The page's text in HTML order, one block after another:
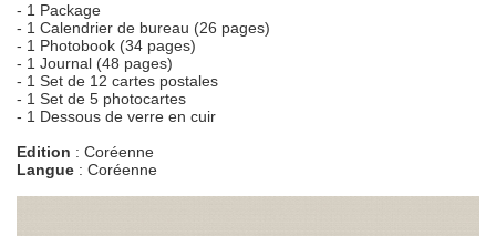
- 1 Package
- 1 Calendrier de bureau (26 pages)
- 1 Photobook (34 pages)
- 1 Journal (48 pages)
- 1 Set de 12 cartes postales
- 1 Set de 5 photocartes
- 1 Dessous de verre en cuir
Edition : Coréenne
Langue : Coréenne